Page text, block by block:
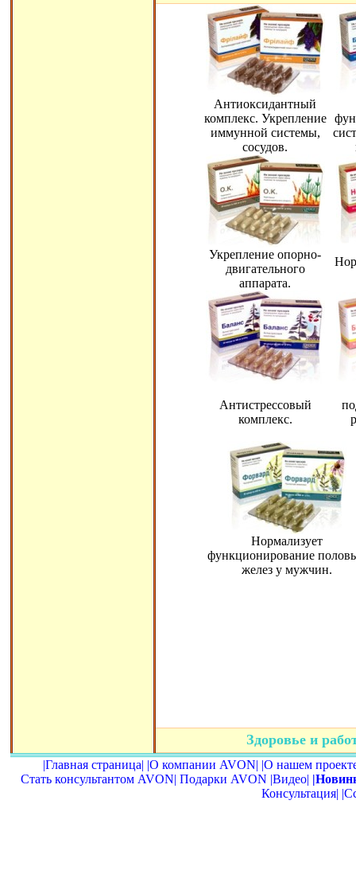
Антиоксидантный
комплекс. Укрепление
иммунной системы,
сосудов.
Укрепление опорно-
двигательного
аппарата.
Антистрессовый
комплекс.
Нормализует
функционирование
желез у мужчин.
Здоровье и
|Главная страница| |О компании AVON| |О нашем
Стать консультантом AVON| Подарки AVON |Видео|
Консультация|